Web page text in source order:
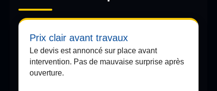
Prix clair avant travaux
Le devis est annoncé sur place avant
intervention. Pas de mauvaise surprise après
ouverture.